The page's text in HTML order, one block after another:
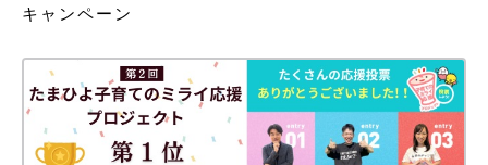
キャンペーン